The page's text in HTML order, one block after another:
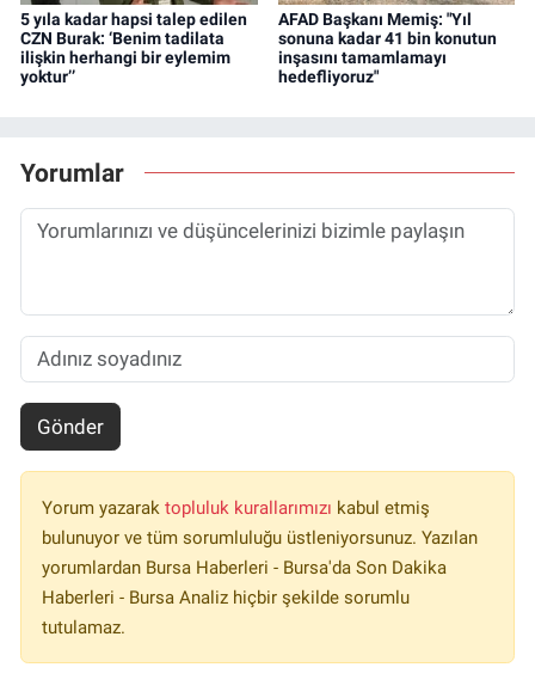
5 yıla kadar hapsi talep edilen
CZN Burak: ‘Benim tadilata
ilişkin herhangi bir eylemim
yoktur’’
AFAD Başkanı Memiş: "Yıl
sonuna kadar 41 bin konutun
inşasını tamamlamayı
hedefliyoruz"
Yorumlar
Gönder
Yorum yazarak topluluk kurallarımızı kabul etmiş
bulunuyor ve tüm sorumluluğu üstleniyorsunuz. Yazılan
yorumlardan Bursa Haberleri - Bursa'da Son Dakika
Haberleri - Bursa Analiz hiçbir şekilde sorumlu
tutulamaz.